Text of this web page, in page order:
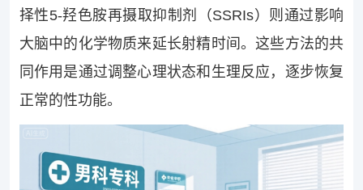
择性5-羟色胺再摄取抑制剂（SSRIs）则通过影响
大脑中的化学物质来延长射精时间。这些方法的共
同作用是通过调整心理状态和生理反应，逐步恢复
正常的性功能。